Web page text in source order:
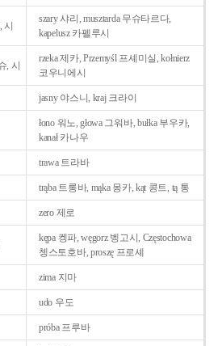
시
szary 샤리, musztarda 무슈타르다,
kapelusz 카펠루시
, 시
rzeka 제카, Przemyśl 프셰미실, kołnierz
코우니에시
jasny 야스니, kraj 크라이
łono 워노, głowa 그워바, bułka 부우카,
kanał 카나우
trawa 트라바
trąba 트롱바, mąka 몽카, kąt 콩트, tą 통
zero 제로
kępa 켕파, węgorz 벵고시, Częstochowa
쳉스토호바, proszę 프로셰
zima 지마
udo 우도
próba 프루바